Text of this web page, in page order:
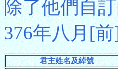
除了他們自
376年八月[
君主姓名及綽號